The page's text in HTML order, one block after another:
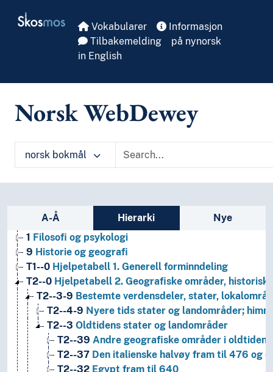
Skosmos Vokabularer
Informasjon
Tilbakemelding
på nynorsk
in English
Norsk WebDewey
norsk bokmål
Sidefelt: navigér i vokabularet på ulike
A-Å Hierarki
Nye
1 Filosofi og psykologi
9 Historie og geografi
T1--0 Hjelpetabell 1. Generell forminndeling
T2--0 Hjelpetabell 2. Geografiske områder,
T2--3-9 Bestemte verdensdeler, stater,
T2--4-9 Nyere tids stater og landområder;
T2--3 Oldtidens stater og landområder
T2--39 Andre geografiske områder i oldtiden
T2--37 Den italienske halvøy fram til 476 og
T2--32 Egypt fram til 640